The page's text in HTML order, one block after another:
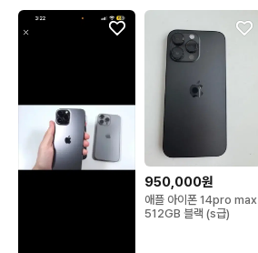
950,000원
애플 아이폰 14pro max
512GB 블랙 (s급)